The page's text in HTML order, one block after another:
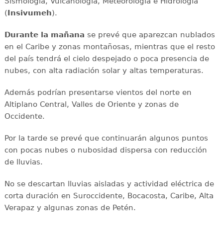
(Insivumeh).
Durante la mañana se prevé que aparezcan nublados
en el Caribe y zonas montañosas, mientras que el resto
del país tendrá el cielo despejado o poca presencia de
nubes, con alta radiación solar y altas temperaturas.
Además podrían presentarse vientos del norte en
Altiplano Central, Valles de Oriente y zonas de
Occidente.
Por la tarde se prevé que continuarán algunos puntos
con pocas nubes o nubosidad dispersa con reducción
de lluvias.
No se descartan lluvias aisladas y actividad eléctrica de
corta duración en Suroccidente, Bocacosta, Caribe, Alta
Verapaz y algunas zonas de Petén.